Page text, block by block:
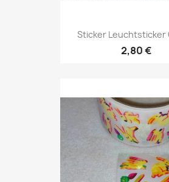
Sticker Leuchtsticker
2,80 €